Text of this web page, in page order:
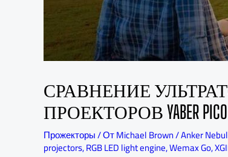
СРАВНЕНИЕ
ПРОЕКТОРОВ YABER PICO T1,
Прожекторы/ ОтMichael Brown/Anker
projectors,RGB LED light engine,Wemax Go,